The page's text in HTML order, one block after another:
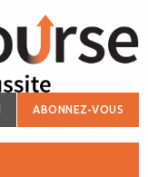
ABONNEZ-VOUS